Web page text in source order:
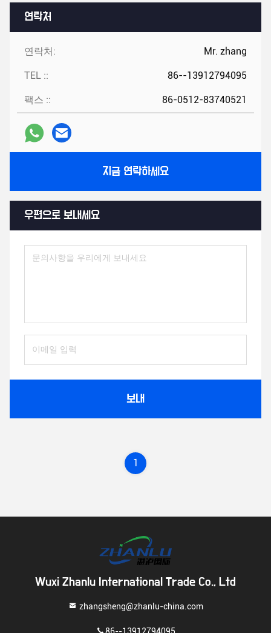
연락처
연락처: Mr. zhang
TEL :: 86--13912794095
팩스 :: 86-0512-83740521
지금 연락하세요
우편으로 보내세요
보내
1
Wuxi Zhanlu International Trade Co., Ltd
zhangsheng@zhanlu-china.com
86--13912794095